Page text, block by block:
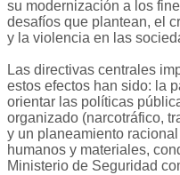
su modernización a los
desafíos que plantean, el
y la violencia en las
Las directivas centrales
estos efectos han sido: la
orientar las políticas
organizado (narcotráfico,
y un planeamiento
humanos y materiales,
Ministerio de Seguridad